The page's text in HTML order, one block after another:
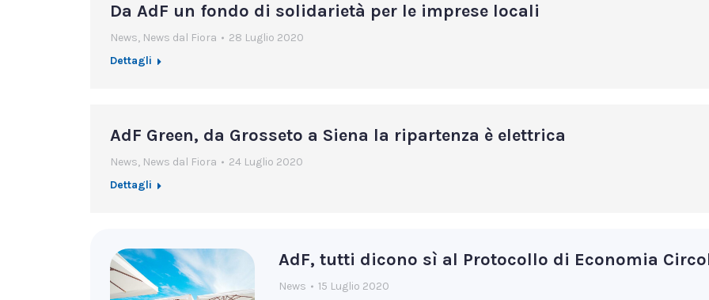
Da AdF un fondo di solidarietà per le imprese locali
News, News dal Fiora
28 Luglio 2020
Dettagli
AdF Green, da Grosseto a Siena la ripartenza è elettrica
News, News dal Fiora
24 Luglio 2020
Dettagli
AdF, tutti dicono sì al Protocollo di Economia
News
15 Luglio 2020